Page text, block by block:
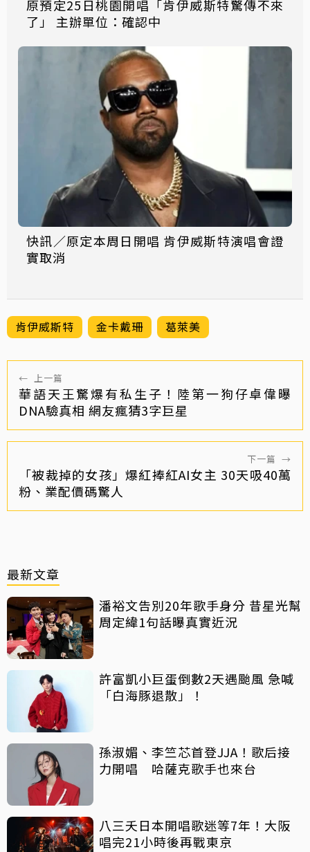
原預定25日桃園開唱「肯伊威斯特驚傳不來
了」 主辦單位：確認中
快訊／原定本周日開唱 肯伊威斯特演唱會證
實取消
肯伊威斯特 金卡戴珊 葛萊美
← 上一篇
華語天王驚爆有私生子！陸第一狗仔卓偉曝
DNA驗真相 網友瘋猜3字巨星
下一篇 →
「被裁掉的女孩」爆紅捧紅AI女主 30天吸40萬
粉、業配價碼驚人
最新文章
潘裕文告別20年歌手身分 昔星光幫
周定緯1句話曝真實近況
許富凱小巨蛋倒數2天遇颱風 急喊
「白海豚退散」！
孫淑媚、李竺芯首登JJA！歌后接
力開唱 哈薩克歌手也來台
八三夭日本開唱歌迷等7年！大阪
唱完21小時後再戰東京